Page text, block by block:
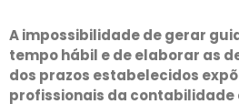
A impossibilidade de gerar
tempo hábil e de elaborar as
dos prazos estabelecidos
profissionais da contabilidade